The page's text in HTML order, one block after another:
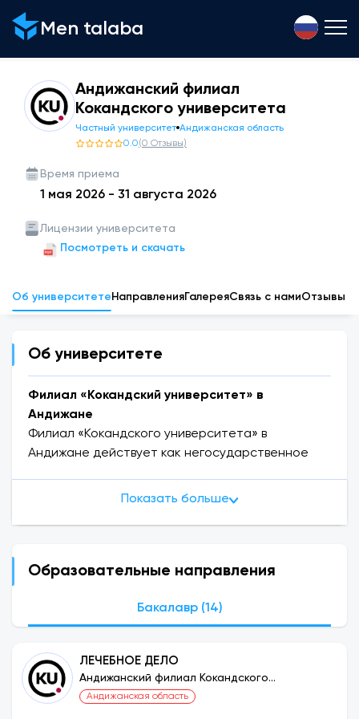
Men talaba
Андижанский филиал
Кокандского университета
Частный университет Андижанская область
0.0(0 Отзывы)
Время приема
1 мая 2026 - 31 августа 2026
Лицензии университета
Посмотреть и скачать
Об университете НаправленияГалереяСвязь с намиОтзывы
Об университете
Филиал «Кокандский университет» в
Андижане
Филиал «Кокандского университета» в
Андижане действует как негосударственное
постановления Кабинета Министров
В настоящее время в KUAF обучаетсяболее
образование по 12 специальностям,
располагает 3 современными учебными
партнёрскими организациями.
Постановлением университету предоставлено
право устанавливать сотрудничество с
Показать больше
Образовательные направления
Бакалавр (14)
ЛЕЧЕБНОЕ ДЕЛО
Андижанский филиал Кокандского
университета
Андижанская область